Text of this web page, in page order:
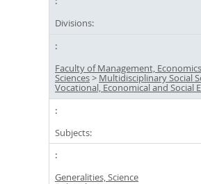
Divisions:
Faculty of Management,
Sciences> Multidisciplinary Social
Vocational, Economical and Social
Subjects:
Generalities, Science